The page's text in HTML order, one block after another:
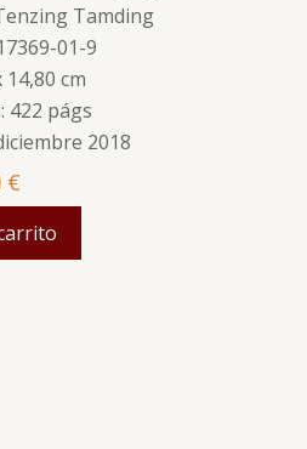
Tamding
01-9
cm
422 págs
2018
€